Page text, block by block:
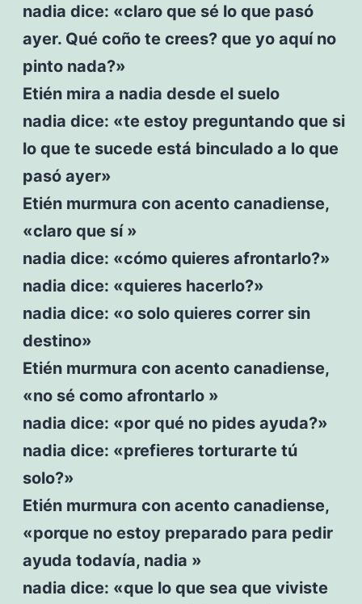
nadia dice: «claro que sé lo que pasó
ayer. Qué coño te crees? que yo aquí no
pinto nada?»
Etién mira a nadia desde el suelo
nadia dice: «te estoy preguntando que si
lo que te sucede está binculado a lo que
pasó ayer»
Etién murmura con acento canadiense,
«claro que sí »
nadia dice: «cómo quieres afrontarlo?»
nadia dice: «quieres hacerlo?»
nadia dice: «o solo quieres correr sin
destino»
Etién murmura con acento canadiense,
«no sé como afrontarlo »
nadia dice: «por qué no pides ayuda?»
nadia dice: «prefieres torturarte tú
solo?»
Etién murmura con acento canadiense,
«porque no estoy preparado para pedir
ayuda todavía, nadia »
nadia dice: «que lo que sea que viviste